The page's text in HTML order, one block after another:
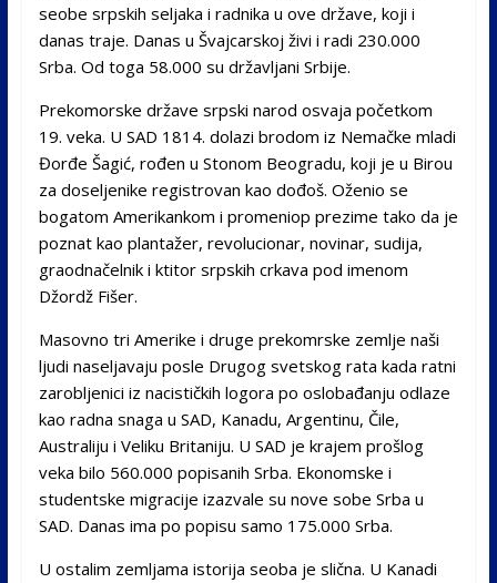
seobe srpskih seljaka i radnika u ove države, koji i
danas traje. Danas u Švajcarskoj živi i radi 230.000
Srba. Od toga 58.000 su državljani Srbije.
Prekomorske države srpski narod osvaja početkom
19. veka. U SAD 1814. dolazi brodom iz Nemačke mladi
Đorđe Šagić, rođen u Stonom Beogradu, koji je u Birou
za doseljenike registrovan kao dođoš. Oženio se
bogatom Amerikankom i promeniop prezime tako da je
poznat kao plantažer, revolucionar, novinar, sudija,
graodnačelnik i ktitor srpskih crkava pod imenom
Džordž Fišer.
Masovno tri Amerike i druge prekomrske zemlje naši
ljudi naseljavaju posle Drugog svetskog rata kada ratni
zarobljenici iz nacističkih logora po oslobađanju odlaze
kao radna snaga u SAD, Kanadu, Argentinu, Čile,
Australiju i Veliku Britaniju. U SAD je krajem prošlog
veka bilo 560.000 popisanih Srba. Ekonomske i
studentske migracije izazvale su nove sobe Srba u
SAD. Danas ima po popisu samo 175.000 Srba.
U ostalim zemljama istorija seoba je slična. U Kanadi